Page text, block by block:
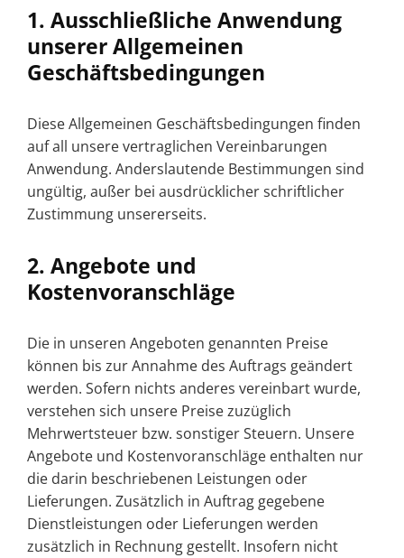
1. Ausschließliche Anwendung
unserer Allgemeinen
Geschäftsbedingungen
Diese Allgemeinen Geschäftsbedingungen finden
auf all unsere vertraglichen Vereinbarungen
Anwendung. Anderslautende Bestimmungen sind
ungültig, außer bei ausdrücklicher schriftlicher
Zustimmung unsererseits.
2. Angebote und
Kostenvoranschläge
Die in unseren Angeboten genannten Preise
können bis zur Annahme des Auftrags geändert
werden. Sofern nichts anderes vereinbart wurde,
verstehen sich unsere Preise zuzüglich
Mehrwertsteuer bzw. sonstiger Steuern. Unsere
Angebote und Kostenvoranschläge enthalten nur
die darin beschriebenen Leistungen oder
Lieferungen. Zusätzlich in Auftrag gegebene
Dienstleistungen oder Lieferungen werden
zusätzlich in Rechnung gestellt. Insofern nicht